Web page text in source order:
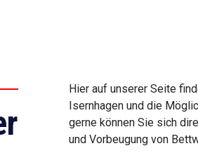
Hier auf unserer Seite
Isernhagen und die
gerne können Sie sich
und Vorbeugung von